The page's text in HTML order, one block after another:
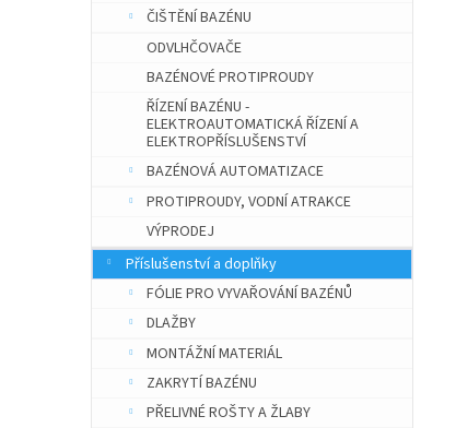
ČIŠTĚNÍ BAZÉNU
ODVLHČOVAČE
BAZÉNOVÉ PROTIPROUDY
ŘÍZENÍ BAZÉNU -
ELEKTROAUTOMATICKÁ ŘÍZENÍ A
ELEKTROPŘÍSLUŠENSTVÍ
BAZÉNOVÁ AUTOMATIZACE
PROTIPROUDY, VODNÍ ATRAKCE
VÝPRODEJ
Příslušenství a doplňky
FÓLIE PRO VYVAŘOVÁNÍ BAZÉNŮ
DLAŽBY
MONTÁŽNÍ MATERIÁL
ZAKRYTÍ BAZÉNU
PŘELIVNÉ ROŠTY A ŽLABY